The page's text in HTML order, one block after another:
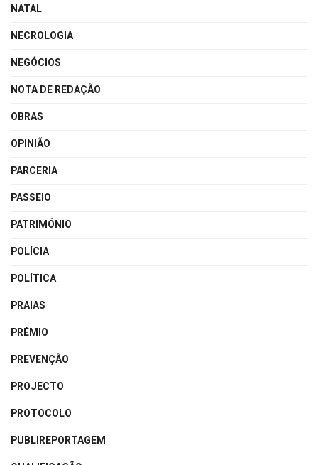
NATAL
NECROLOGIA
NEGÓCIOS
NOTA DE REDAÇÃO
OBRAS
OPINIÃO
PARCERIA
PASSEIO
PATRIMÓNIO
POLÍCIA
POLÍTICA
PRAIAS
PRÉMIO
PREVENÇÃO
PROJECTO
PROTOCOLO
PUBLIREPORTAGEM